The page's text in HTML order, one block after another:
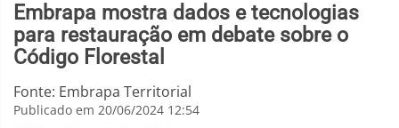
Embrapa mostra dados e tecnologias
para restauração em debate sobre o
Código Florestal
Fonte: Embrapa Territorial
Publicado em 20/06/2024 12:54